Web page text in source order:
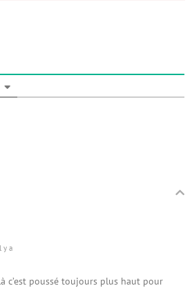
y a
c’est poussé toujours plus haut pour